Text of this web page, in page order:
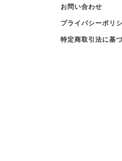
お問い合わせ
プライバシーポリ
特定商取引法に基